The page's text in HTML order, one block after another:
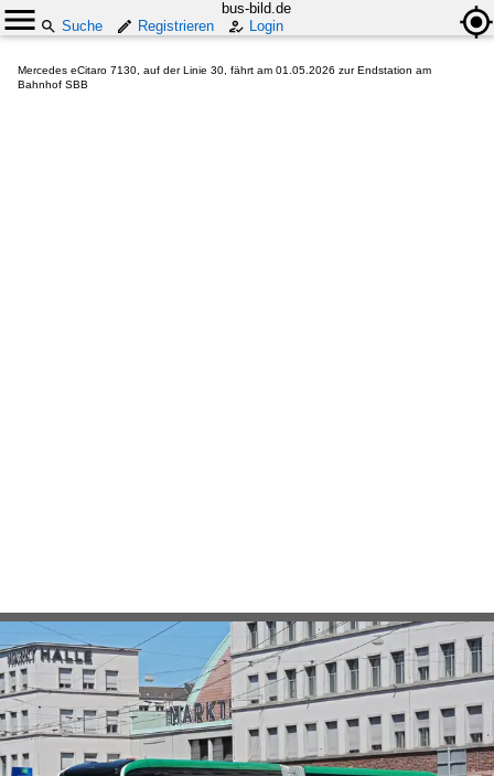
bus-bild.de
Suche
Registrieren Login
Mercedes eCitaro 7130, auf der Linie 30, fährt am 01.05.2026 zur Endstation am
Bahnhof SBB